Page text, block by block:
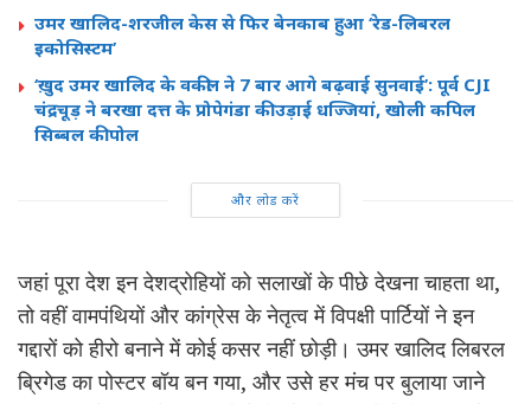
उमर खालिद-शरजील केस से फिर बेनकाब हुआ ‘रेड-लिबरल
इकोसिस्टम’
‘ख़ुद उमर खालिद के वकील ने 7 बार आगे बढ़वाई सुनवाई’: पूर्व CJI
चंद्रचूड़ ने बरखा दत्त के प्रोपेगंडा की उड़ाई धज्जियां, खोली कपिल
सिब्बल की पोल
और लोड करें
जहां पूरा देश इन देशद्रोहियों को सलाखों के पीछे देखना चाहता था,
तो वहीं वामपंथियों और कांग्रेस के नेतृत्व में विपक्षी पार्टियों ने इन
गद्दारों को हीरो बनाने में कोई कसर नहीं छोड़ी। उमर खालिद लिबरल
ब्रिगेड का पोस्टर बॉय बन गया, और उसे हर मंच पर बुलाया जाने